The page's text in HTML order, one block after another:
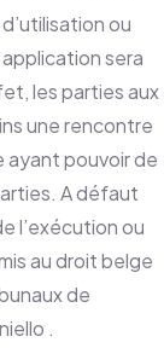
ou
sera
les parties aux
une rencontre
ayant pouvoir de
A défaut
l’exécution ou
au droit belge
de
.